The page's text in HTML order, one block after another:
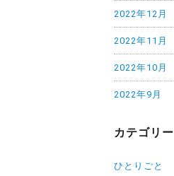
2022年12月
2022年11月
2022年10月
2022年9月
カテゴリー
ひとりごと